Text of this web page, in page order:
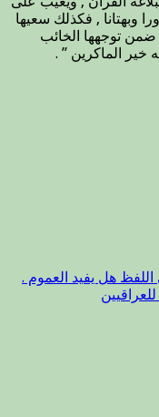
وبهتانا , فكذلك سعيها
ضمن توجهها الخائب
خير الماكرين ” .